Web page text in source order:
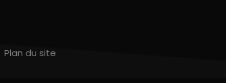
Plan du site